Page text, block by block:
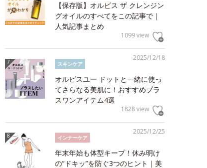
【保存版】オルビス ザ クレンジン
グオイルのすべてをこの記事で｜
人気記事まとめ
1099 view
2025/12/18
スキンケア
オルビスユー ドットと一緒に使っ
てさらなる美肌に！おすすめプラ
スワンアイテム4選
1828 view
2025/12/25
インナーケア
年末年始も体型キープ！休み明け
の“ドキッ”を防ぐ3つのヒント｜美